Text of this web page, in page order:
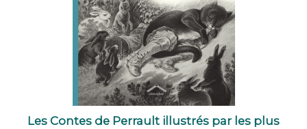
Les Contes de Perrault illustrés par les plus